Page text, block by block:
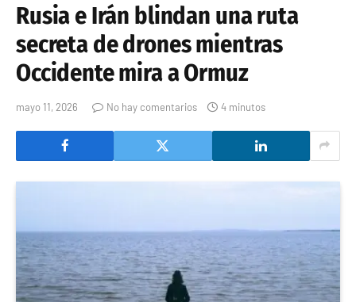
Rusia e Irán blindan una ruta
secreta de drones mientras
Occidente mira a Ormuz
mayo 11, 2026 No hay comentarios 4 minutos